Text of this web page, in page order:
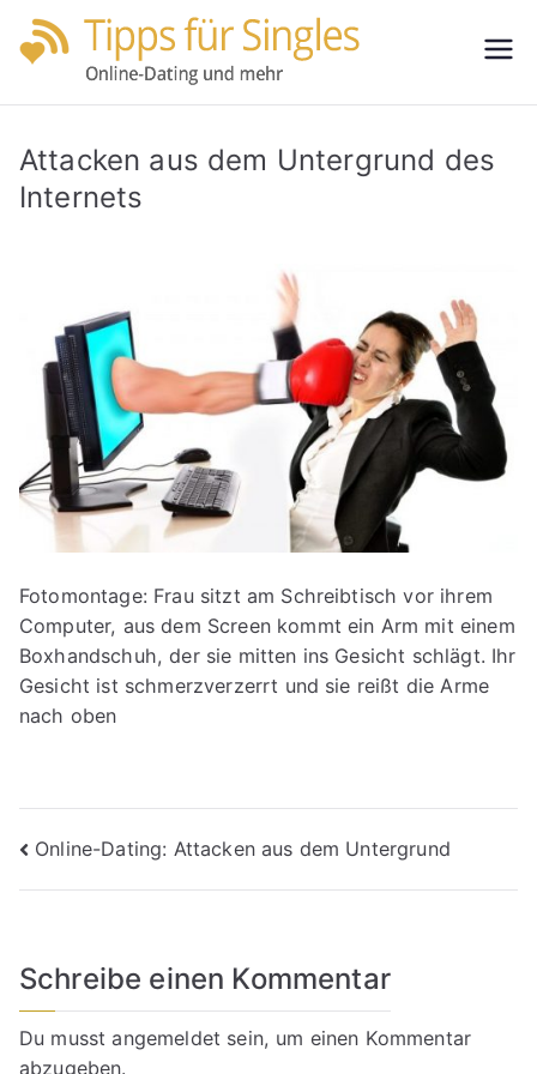
Zum
Inhalt
für
Attacken aus dem Untergrund des
Internets
Fotomontage: Frau sitzt am Schreibtisch vor ihrem
Computer, aus dem Screen kommt ein Arm mit einem
Boxhandschuh, der sie mitten ins Gesicht schlägt. Ihr
Gesicht ist schmerzverzerrt und sie reißt die Arme
nach oben
Beitragsnavigation
Online-Dating: Attacken aus dem Untergrund
Schreibe einen Kommentar
Du musstangemeldet sein, um einen Kommentar
abzugeben.